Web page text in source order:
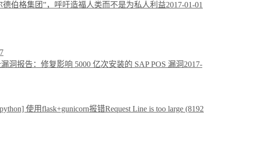
德伯格集团”，呼吁造福人类而不是为私人利益2017-01-01
洞报告：修复影响 5000 亿次安装的 SAP POS 漏洞 2017-
使用flask+gunicorn报错Request Line is too large (8192